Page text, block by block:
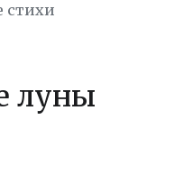
стихи
луны